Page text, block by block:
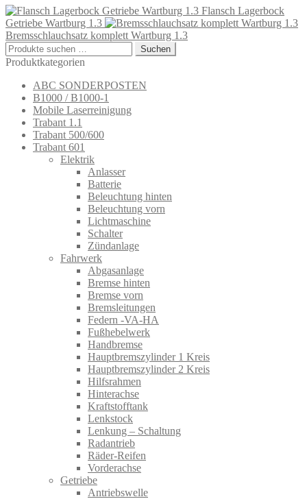
Flansch Lagerbock
Getriebe Wartburg 1.3
Bremsschlauchsatz komplett Wartburg 1.3
Suchen
nach:
Suchen
Produktkategorien
ABC SONDERPOSTEN
B1000 / B1000-1
Mobile Laserreinigung
Trabant 1.1
Trabant 500/600
Trabant 601
Elektrik
Anlasser
Batterie
Beleuchtung hinten
Beleuchtung vorn
Lichtmaschine
Schalter
Zündanlage
Fahrwerk
Abgasanlage
Bremse hinten
Bremse vorn
Bremsleitungen
Federn -VA-HA
Fußhebelwerk
Handbremse
Hauptbremszylinder 1 Kreis
Hauptbremszylinder 2 Kreis
Hilfsrahmen
Hinterachse
Kraftstofftank
Lenkstock
Lenkung – Schaltung
Radantrieb
Räder-Reifen
Vorderachse
Getriebe
Antriebswelle